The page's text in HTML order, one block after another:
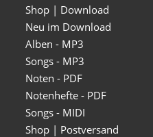
Shop | Download
Neu im Download
Alben - MP3
Songs - MP3
Noten - PDF
Notenhefte - PDF
Songs - MIDI
Shop | Postversand